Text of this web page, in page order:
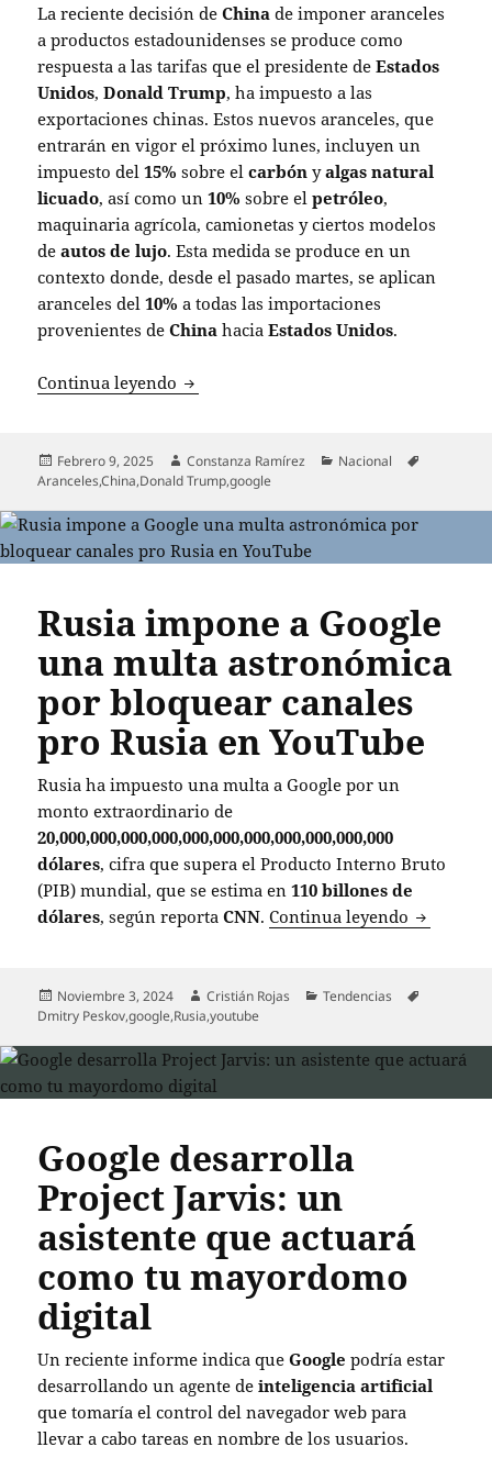
La reciente decisión deChina de imponer aranceles
a productos estadounidenses se produce como
respuesta a las tarifas que el presidente deEstados
Unidos,Donald Trump, ha impuesto a las
exportaciones chinas. Estos nuevos aranceles, que
entrarán en vigor el próximo lunes, incluyen un
impuesto del15% sobre elcarbón yalgas natural
licuado, así como un10% sobre elpetróleo,
maquinaria agrícola, camionetas y ciertos modelos
deautos de lujo. Esta medida se produce en un
contexto donde, desde el pasado martes, se aplican
aranceles del10% a todas las importaciones
provenientes deChina haciaEstados Unidos.
Continua leyendo China responde con nuevos
Publicado
el
Febrero 9, 2025 Autor
Constanza Ramírez Categorías
Nacional
Aranceles,China,Donald Trump,google
Rusia impone a Google
una multa astronómica
por bloquear canales
pro Rusia en YouTube
Rusia ha impuesto una multa a Google por un
monto extraordinario de
20,000,000,000,000,000,000,000,000,000,000,000
dólares, cifra que supera el Producto Interno Bruto
(PIB) mundial, que se estima en110 billones de
dólares, según reportaCNN.Continua leyendo Rusia
Publicado
el
Noviembre 3, 2024 Autor
Cristián Rojas Categorías
Tendencias
Dmitry Peskov,google,Rusia,youtube
Google desarrolla
Project Jarvis: un
asistente que actuará
como tu mayordomo
digital
Un reciente informe indica queGoogle podría estar
desarrollando un agente deinteligencia artificial
que tomaría el control del navegador web para
llevar a cabo tareas en nombre de los usuarios.